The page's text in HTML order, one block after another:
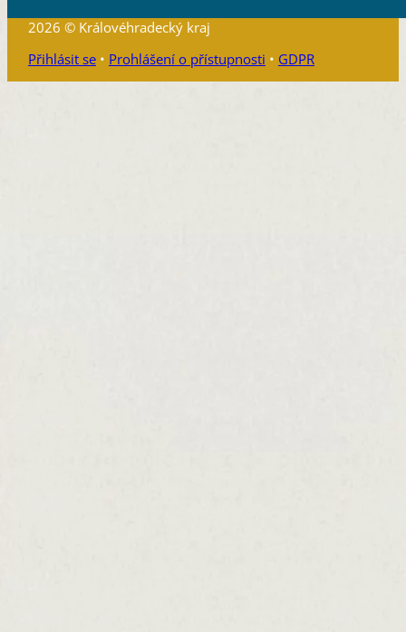
2026 © Královéhradecký kraj
Přihlásit se• Prohlášení o přístupnosti • GDPR